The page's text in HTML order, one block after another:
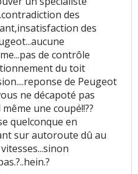
des
des
de contrôle
du toit
de Peugeot
ne décapoté pas
une coupé!!??
quelconque en
sur autoroute dû au